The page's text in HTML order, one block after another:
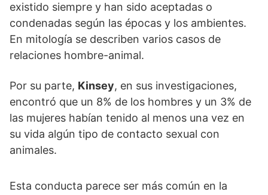
existido siempre y han sido aceptadas o
condenadas según las épocas y los ambientes.
En mitología se describen varios casos de
relaciones hombre-animal.
Por su parte, Kinsey, en sus investigaciones,
encontró que un 8% de los hombres y un 3% de
las mujeres habían tenido al menos una vez en
su vida algún tipo de contacto sexual con
animales.
Esta conducta parece ser más común en la